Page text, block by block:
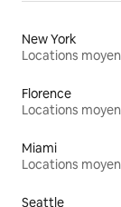
New York
Florence
Miami
Seattle